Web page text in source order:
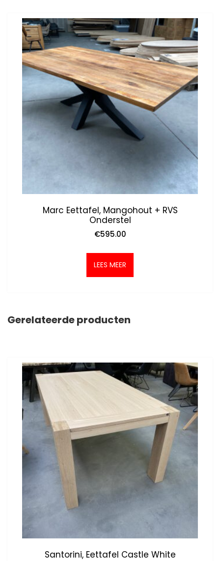
Marc Eettafel, Mangohout + RVS
Onderstel
€595.00
LEES MEER
Gerelateerde producten
Santorini, Eettafel Castle White